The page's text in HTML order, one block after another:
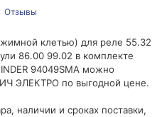
Отзывы
клетью) для реле 55.32
86.00 99.02 в комплекте
94049SMA можно
ЭЛЕКТРО по выгодной цене.
наличии и сроках поставки,